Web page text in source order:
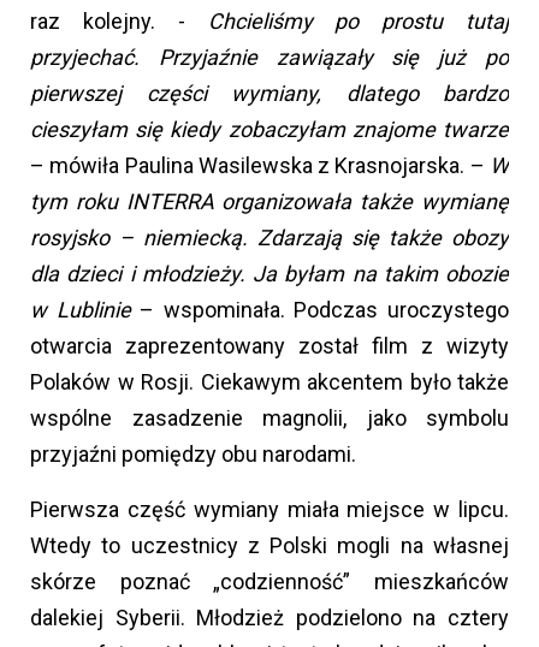
raz kolejny. -
Chcieliśmy po prostu tutaj
przyjechać. Przyjaźnie zawiązały się już po
pierwszej części wymiany, dlatego bardzo
cieszyłam się kiedy zobaczyłam znajome twarze
– mówiła Paulina Wasilewska z Krasnojarska. – W
tym roku INTERRA organizowała także wymianę
rosyjsko – niemiecką. Zdarzają się także obozy
dla dzieci i młodzieży. Ja byłam na takim obozie
w Lublinie– wspominała. Podczas uroczystego
otwarcia zaprezentowany został film z wizyty
Polaków w Rosji. Ciekawym akcentem było także
wspólne zasadzenie magnolii, jako symbolu
przyjaźni pomiędzy obu narodami.
Pierwsza część wymiany miała miejsce w lipcu.
Wtedy to uczestnicy z Polski mogli na własnej
skórze poznać „codzienność” mieszkańców
dalekiej Syberii. Młodzież podzielono na cztery